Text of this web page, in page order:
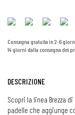
Consegna gratuita in 2-6
14 giorni dalla consegna dei
DESCRIZIONE
Scopri la linea Brezza
padelle che aggiunge